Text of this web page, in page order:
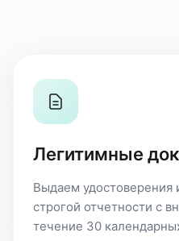
Легитимные
Выдаем удостоверения
строгой отчетности с
течение 30